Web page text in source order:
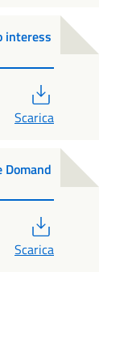
interess
Scarica
Domand
Scarica